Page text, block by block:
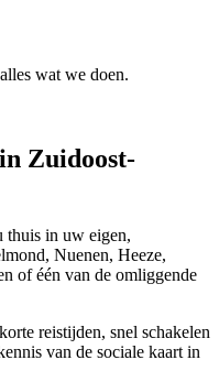
wat we doen.
Zuidoost-
thuis in uw eigen,
Nuenen, Heeze,
of één van de omliggende
reistijden, snel schakelen
van de sociale kaart in